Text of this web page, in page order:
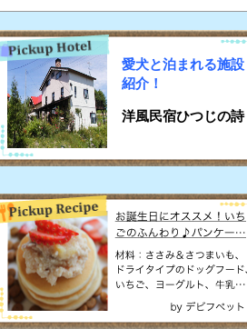
愛犬と泊まれる施設
紹介！
洋風民宿ひつじの詩